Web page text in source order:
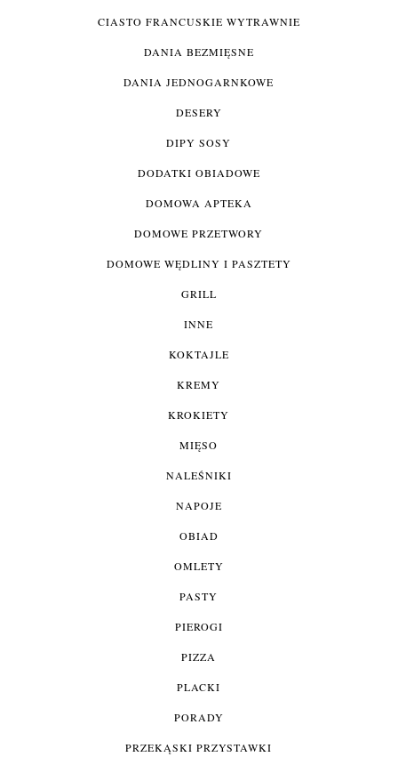
CIASTO FRANCUSKIE WYTRAWNIE
DANIA BEZMIĘSNE
DANIA JEDNOGARNKOWE
DESERY
DIPY SOSY
DODATKI OBIADOWE
DOMOWA APTEKA
DOMOWE PRZETWORY
DOMOWE WĘDLINY I PASZTETY
GRILL
INNE
KOKTAJLE
KREMY
KROKIETY
MIĘSO
NALEŚNIKI
NAPOJE
OBIAD
OMLETY
PASTY
PIEROGI
PIZZA
PLACKI
PORADY
PRZEKĄSKI PRZYSTAWKI